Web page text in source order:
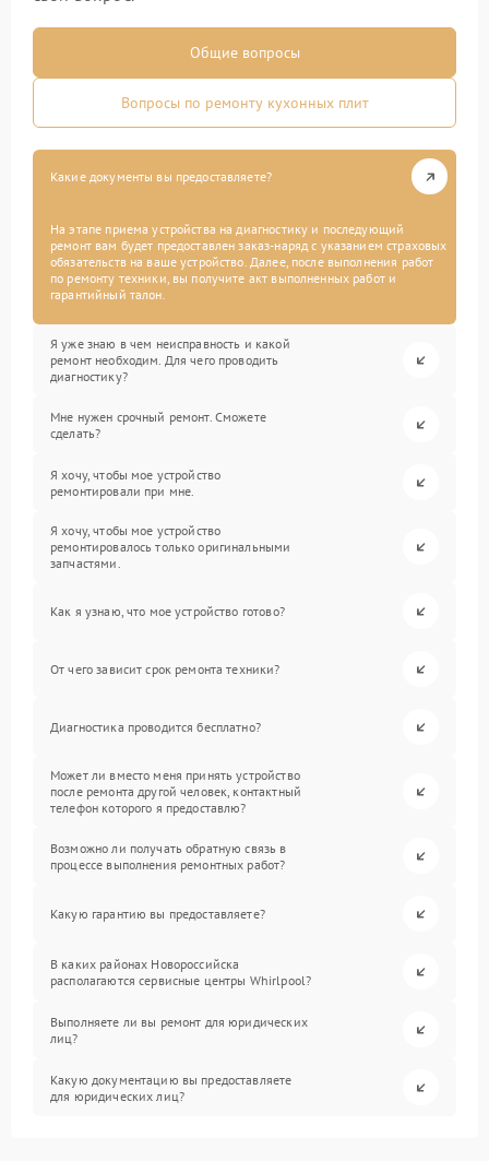
Общие вопросы
Вопросы по ремонту кухонных плит
Какие документы вы предоставляете?
На этапе приема устройства на диагностику и последующий
ремонт вам будет предоставлен заказ-наряд с указанием страховых
обязательств на ваше устройство. Далее, после выполнения работ
по ремонту техники, вы получите акт выполненных работ и
гарантийный талон.
Я уже знаю в чем неисправность и какой
ремонт необходим. Для чего проводить
диагностику?
Мне нужен срочный ремонт. Сможете
сделать?
Я хочу, чтобы мое устройство
ремонтировали при мне.
Я хочу, чтобы мое устройство
ремонтировалось только оригинальными
запчастями.
Как я узнаю, что мое устройство готово?
От чего зависит срок ремонта техники?
Диагностика проводится бесплатно?
Может ли вместо меня принять устройство
после ремонта другой человек, контактный
телефон которого я предоставлю?
Возможно ли получать обратную связь в
процессе выполнения ремонтных работ?
Какую гарантию вы предоставляете?
В каких районах Новороссийска
располагаются сервисные центры Whirlpool?
Выполняете ли вы ремонт для юридических
лиц?
Какую документацию вы предоставляете
для юридических лиц?